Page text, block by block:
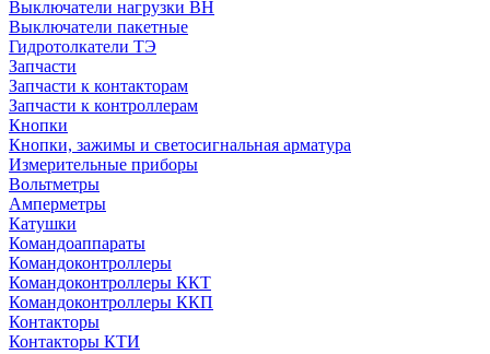
Выключатели нагрузки ВН
Выключатели пакетные
Гидротолкатели ТЭ
Запчасти
Запчасти к контакторам
Запчасти к контроллерам
Кнопки
Кнопки, зажимы и светосигнальная арматура
Измерительные приборы
Вольтметры
Амперметры
Катушки
Командоаппараты
Командоконтроллеры
Командоконтроллеры ККТ
Командоконтроллеры ККП
Контакторы
Контакторы КТИ